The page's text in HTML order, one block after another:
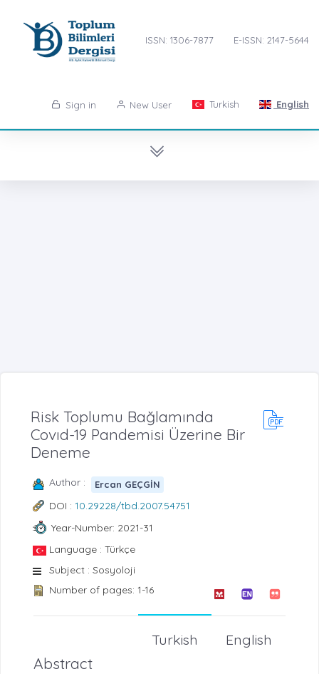
ISSN: 1306-7877 E-ISSN: 2147-5644
Sign in New User Turkish English
Risk Toplumu Bağlamında
Covıd-19 Pandemisi Üzerine Bir
Deneme
Author : Ercan GEÇGİN
DOI : 10.29228/tbd.2007.54751
Year-Number: 2021-31
Language : Türkçe
Subject : Sosyoloji
Number of pages: 1-16
English
Turkish
Abstract